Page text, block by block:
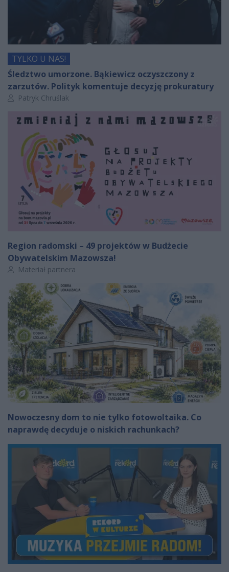
TYLKO U NAS!
Śledztwo umorzone. Bąkiewicz oczyszczony z
zarzutów. Polityk komentuje decyzję prokuratury
Autor artykułu:
Patryk Chruślak
Region radomski – 49 projektów w Budżecie
Obywatelskim Mazowsza!
Autor artykułu:
Materiał partnera
Nowoczesny dom to nie tylko fotowoltaika. Co
naprawdę decyduje o niskich rachunkach?